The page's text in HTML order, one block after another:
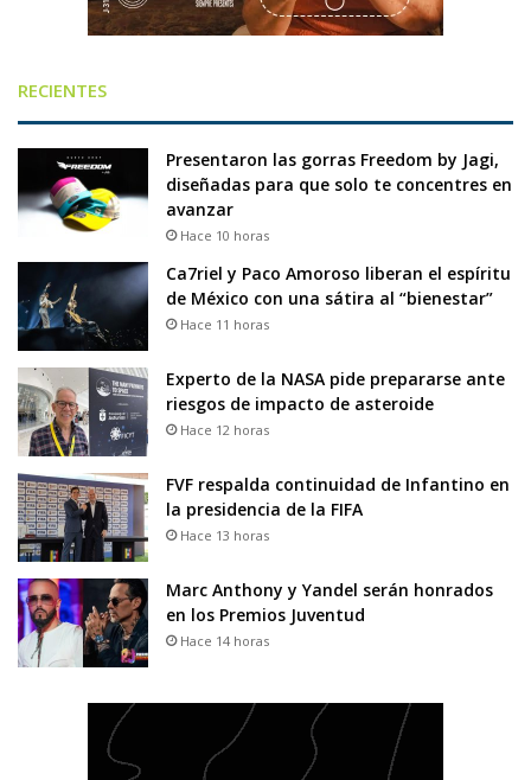
RECIENTES
Presentaron las gorras Freedom by Jagi,
diseñadas para que solo te concentres en
avanzar
Hace 10 horas
Ca7riel y Paco Amoroso liberan el espíritu
de México con una sátira al “bienestar”
Hace 11 horas
Experto de la NASA pide prepararse ante
riesgos de impacto de asteroide
Hace 12 horas
FVF respalda continuidad de Infantino en
la presidencia de la FIFA
Hace 13 horas
Marc Anthony y Yandel serán honrados
en los Premios Juventud
Hace 14 horas